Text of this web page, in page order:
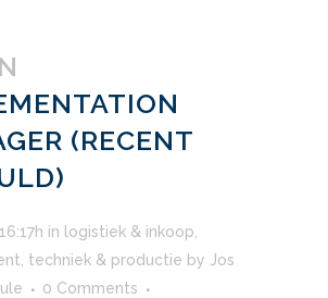
(RECENT
in logistiek & inkoop
techniek & productie by Jos
0 Comments